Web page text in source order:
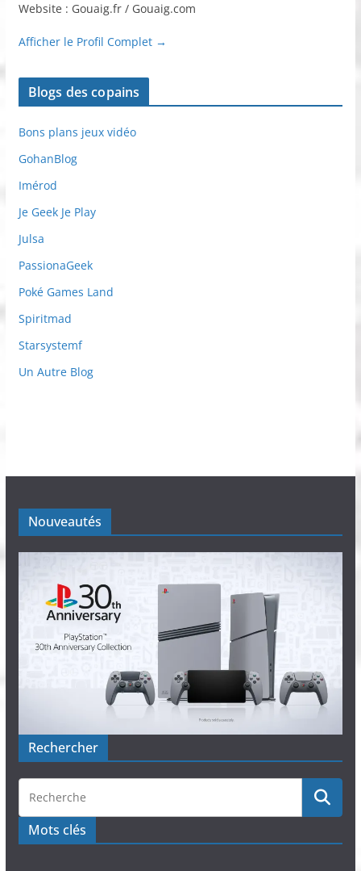
Website : Gouaig.fr / Gouaig.com
Afficher le Profil Complet →
Blogs des copains
Bons plans jeux vidéo
GohanBlog
Imérod
Je Geek Je Play
Julsa
PassionaGeek
Poké Games Land
Spiritmad
Starsystemf
Un Autre Blog
Nouveautés
Rechercher
Mots clés